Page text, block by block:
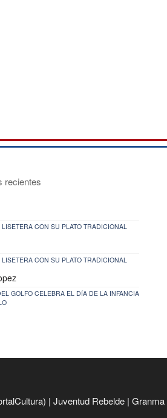
recientes
CON SU PLATO TRADICIONAL
CON SU PLATO TRADICIONAL
GOLFO CELEBRA EL DÍA DE LA INFANCIA
| Juventud Rebelde | Granma